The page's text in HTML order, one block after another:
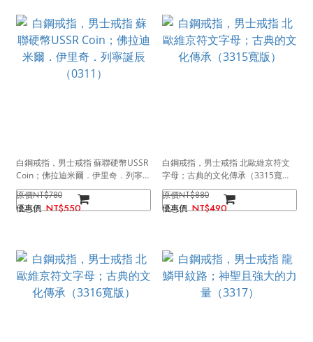
白鋼戒指，男士戒指 蘇聯硬幣USSR
Coin；佛拉迪米爾．伊里奇．列寧誕
辰（0311）
NT$780
NT$550
白鋼戒指，男士戒指 北歐維京符文
字母；古典的文化傳承（3315寬
版）
NT$880
NT$490